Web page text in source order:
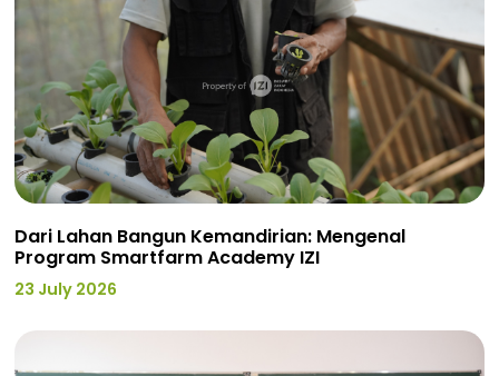
Dari Lahan Bangun Kemandirian: Mengenal
Program Smartfarm Academy IZI
23 July 2026